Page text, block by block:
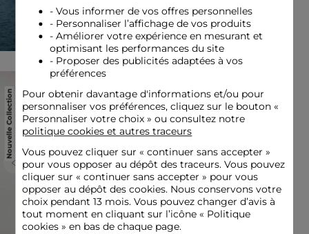
Trench long ceinturé noir
femme
130,00 €
Nouvelle Collection
Previous Next
Nouvelle Collection
Previous Next
- Vous informer de vos offres personnelles
- Personnaliser l’affichage de vos produits
- Améliorer votre expérience en mesurant et
optimisant les performances du site
- Proposer des publicités adaptées à vos
préférences
Pour obtenir davantage d'informations et/ou pour
personnaliser vos préférences, cliquez sur le bouton «
Personnaliser votre choix » ou consultez notre
politique cookies et autres traceurs
Vous pouvez cliquer sur « continuer sans accepter»
pour vous opposer au dépôt des traceurs. Vous pouvez
cliquer sur « continuer sans accepter » pour vous
opposer au dépôt des cookies. Nous conservons votre
choix pendant 13 mois. Vous pouvez changer d’avis à
tout moment en cliquant sur l’icône « Politique
cookies » en bas de chaque page.